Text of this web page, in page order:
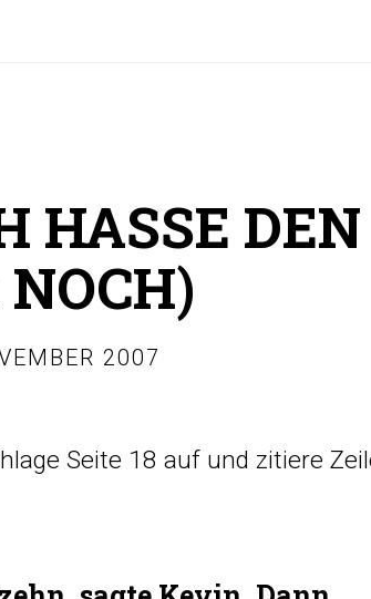
HASSE DEN
2007
Seite 18 auf und zitiere